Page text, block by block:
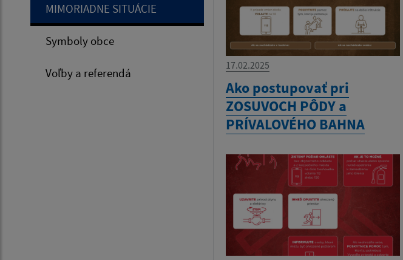
MIMORIADNE SITUÁCIE
Symboly obce
Voľby a referendá
17.02.2025
Ako postupovať pri
ZOSUVOCH PÔDY a
PRÍVALOVÉHO BAHNA